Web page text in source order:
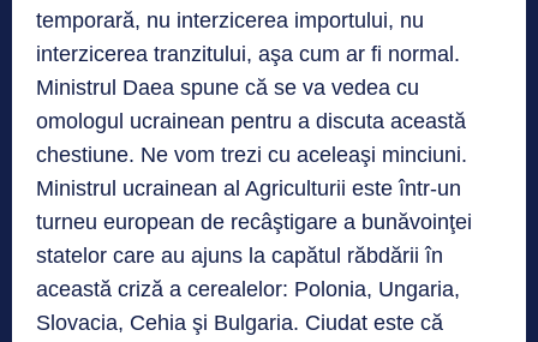
temporară, nu interzicerea importului, nu
interzicerea tranzitului, aşa cum ar fi normal.
Ministrul Daea spune că se va vedea cu
omologul ucrainean pentru a discuta această
chestiune. Ne vom trezi cu aceleaşi minciuni.
Ministrul ucrainean al Agriculturii este într-un
turneu european de recâştigare a bunăvoinţei
statelor care au ajuns la capătul răbdării în
această criză a cerealelor: Polonia, Ungaria,
Slovacia, Cehia şi Bulgaria. Ciudat este că